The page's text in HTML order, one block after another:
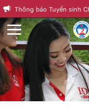
Thông báo Tuyển sinh
Khóa 22, kỳ mùa Thu